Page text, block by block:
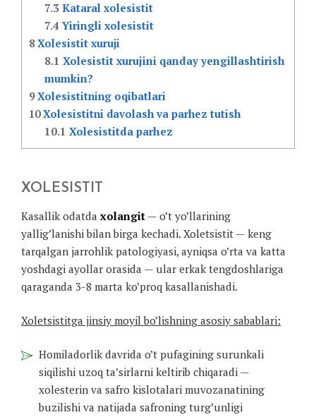
7.3 Kataral xolesistit
7.4 Yiringli xolesistit
8Xolesistit xuruji
8.1 Xolesistit xurujini qanday yengillashtirish
mumkin?
9Xolesistitning oqibatlari
10Xolesistitni davolash va parhez tutish
10.1 Xolesistitda parhez
XOLESISTIT
Kasallik odatda xolangit — o’t yo’llarining
yallig’lanishi bilan birga kechadi. Xoletsistit — keng
tarqalgan jarrohlik patologiyasi, ayniqsa o’rta va katta
yoshdagi ayollar orasida — ular erkak tengdoshlariga
qaraganda 3-8 marta ko’proq kasallanishadi.
Xoletsistitga jinsiy moyil bo’lishning asosiy sabablari:
Homiladorlik davrida o’t pufagining surunkali
siqilishi uzoq ta’sirlarni keltirib chiqaradi —
xolesterin va safro kislotalari muvozanatining
buzilishi va natijada safroning turg’unligi